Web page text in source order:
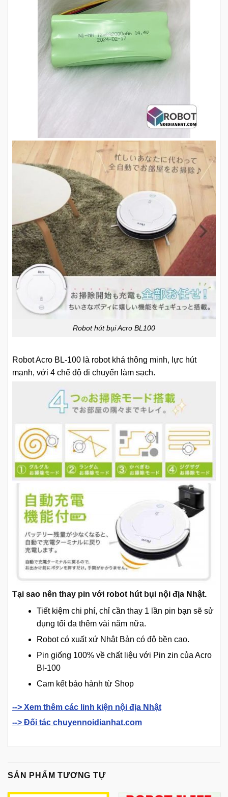
Robot hút bụi Acro BL100
Robot Acro BL-100 là robot khá thông minh, lực hút
mạnh, với 4 chế độ di chuyển làm sạch.
Tại sao nên thay pin với robot hút bụi nội địa Nhật.
Tiết kiệm chi phí, chỉ cần thay 1 lần pin bạn sẽ sử
dụng tối đa thêm vài năm nữa.
Robot có xuất xứ Nhật Bản có độ bền cao.
Pin giống 100% về chất liệu với Pin zin của Acro
Bl-100
Cam kết bảo hành từ Shop
--> Xem thêm các linh kiện nội địa Nhật
--> Đối tác chuyennoidianhat.com
SẢN PHẨM TƯƠNG TỰ